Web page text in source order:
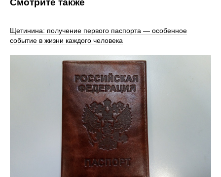
Смотрите также
Щетинина: получение первого паспорта — особенное
событие в жизни каждого человека